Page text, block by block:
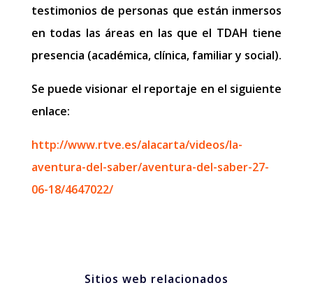
testimonios de personas que están inmersos
en todas las áreas en las que el TDAH tiene
presencia (académica, clínica, familiar y social).
Se puede visionar el reportaje en el siguiente
enlace:
http://www.rtve.es/alacarta/videos/la-
aventura-del-saber/aventura-del-saber-27-
06-18/4647022/
Sitios web relacionados